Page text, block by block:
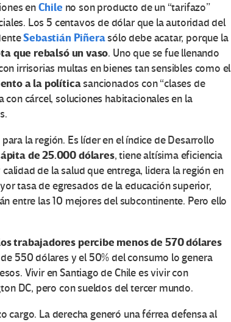
enChile no son producto de un “tarifazo”
Los 5 centavos de dólar que la autoridad del
Sebastián Piñerasólo debe acatar, porque la
que rebalsó un vaso. Uno que se fue llenando
irrisorias multas en bienes tan sensibles como el
a la políticasancionados con “clases de
cárcel, soluciones habitacionales en la
la región. Es líder en el índice de Desarrollo
de 25.000 dólares, tiene altísima eficiencia
de la salud que entrega, lidera la región en
tasa de egresados de la educación superior,
entre las 10 mejores del subcontinente. Pero ello
trabajadores percibe menos de 570 dólares
550 dólares y el 50% del consumo lo genera
Vivir en Santiago de Chile es vivir con
DC, pero con sueldos del tercer mundo.
cargo. La derecha generó una férrea defensa al